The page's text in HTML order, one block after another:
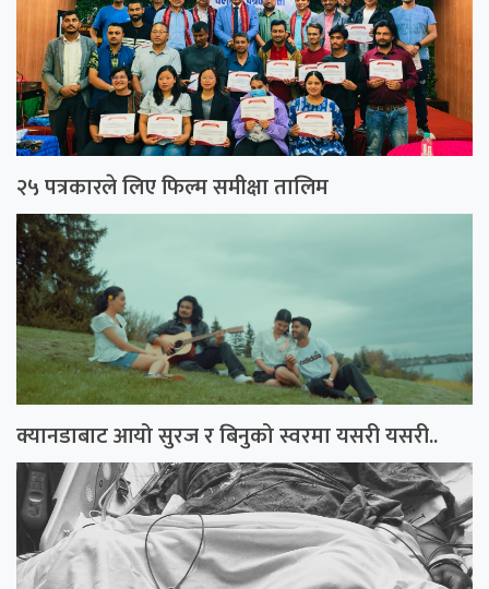
२५ पत्रकारले लिए फिल्म समीक्षा तालिम
क्यानडाबाट आयो सुरज र बिनुको स्वरमा यसरी यसरी..